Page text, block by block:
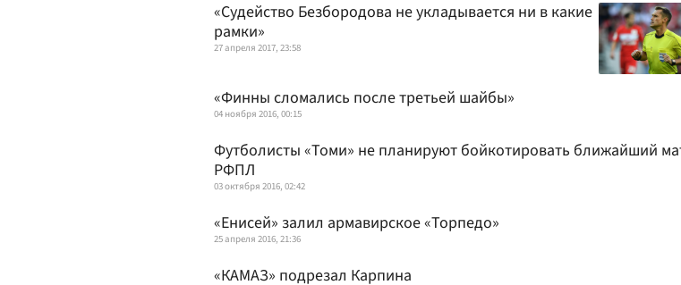
«Судейство Безбородова не укладывается ни в какие
рамки»
27 апреля 2017, 23:58
«Финны сломались после третьей шайбы»
04 ноября 2016, 00:15
Футболисты «Томи» не планируют бойкотировать ближайший
РФПЛ
03 октября 2016, 02:42
«Енисей» залил армавирское «Торпедо»
25 апреля 2016, 21:36
«КАМАЗ» подрезал Карпина